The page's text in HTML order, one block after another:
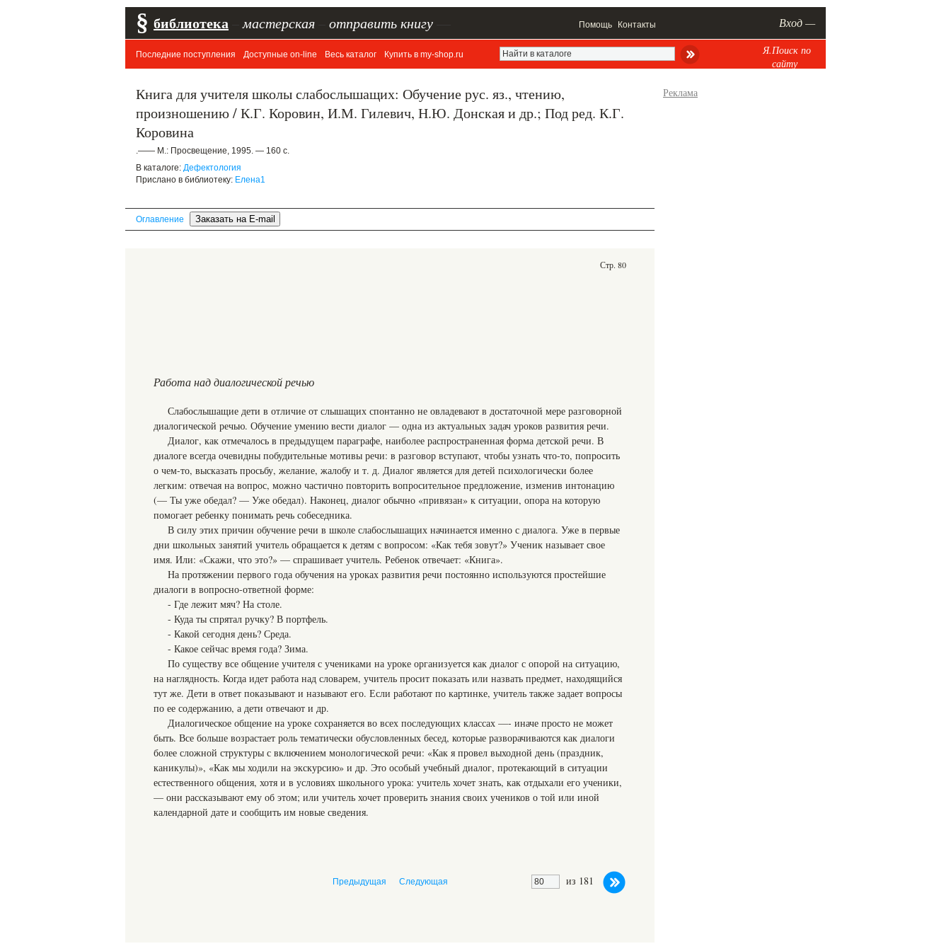
§ библиотека мастерская отправить книгу Помощь Контакты Вход —
Последние поступления Доступные on-line Весь каталог Купить в my-shop.ru
Я.Поиск по
сайту
Книга для учителя школы слабослышащих: Обучение рус. яз., чтению,
произношению / К.Г. Коровин, И.М. Гилевич, Н.Ю. Донская и др.; Под ред. К.Г.
Коровина
.—— М.: Просвещение, 1995. — 160 с.
В каталоге: Дефектология
Прислано в библиотеку: Елена1
Оглавление
Стр. 80
Работа над диалогической речью
Слабослышащие дети в отличие от слышащих спонтанно не овладевают в достаточной мере разговорной
диалогической речью. Обучение умению вести диалог — одна из актуальных задач уроков развития речи.
Диалог, как отмечалось в предыдущем параграфе, наиболее распространенная форма детской речи. В
диалоге всегда очевидны побудительные мотивы речи: в разговор вступают, чтобы узнать что-то, попросить
о чем-то, высказать просьбу, желание, жалобу и т. д. Диалог является для детей психологически более
легким: отвечая на вопрос, можно частично повторить вопросительное предложение, изменив интонацию
(— Ты уже обедал? — Уже обедал). Наконец, диалог обычно «привязан» к ситуации, опора на которую
помогает ребенку понимать речь собеседника.
В силу этих причин обучение речи в школе слабослышащих начинается именно с диалога. Уже в первые
дни школьных занятий учитель обращается к детям с вопросом: «Как тебя зовут?» Ученик называет свое
имя. Или: «Скажи, что это?» — спрашивает учитель. Ребенок отвечает: «Книга».
На протяжении первого года обучения на уроках развития речи постоянно используются простейшие
диалоги в вопросно-ответной форме:
- Где лежит мяч? На столе.
- Куда ты спрятал ручку? В портфель.
- Какой сегодня день? Среда.
- Какое сейчас время года? Зима.
По существу все общение учителя с учениками на уроке организуется как диалог с опорой на ситуацию,
на наглядность. Когда идет работа над словарем, учитель просит показать или назвать предмет, находящийся
тут же. Дети в ответ показывают и называют его. Если работают по картинке, учитель также задает вопросы
по ее содержанию, а дети отвечают и др.
Диалогическое общение на уроке сохраняется во всех последующих классах —- иначе просто не может
быть. Все больше возрастает роль тематически обусловленных бесед, которые разворачиваются как диалоги
более сложной структуры с включением монологической речи: «Как я провел выходной день (праздник,
каникулы)», «Как мы ходили на экскурсию» и др. Это особый учебный диалог, протекающий в ситуации
естественного общения, хотя и в условиях школьного урока: учитель хочет знать, как отдыхали его ученики,
— они рассказывают ему об этом; или учитель хочет проверить знания своих учеников о той или иной
календарной дате и сообщить им новые сведения.
из 181
Предыдущая Следующая
Реклама